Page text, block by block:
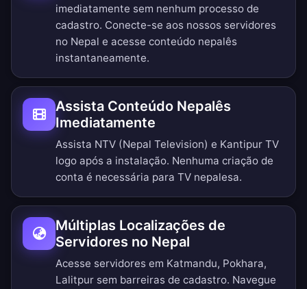
imediatamente sem nenhum processo de
cadastro. Conecte-se aos nossos servidores
no Nepal e acesse conteúdo nepalês
instantaneamente.
Assista Conteúdo Nepalês
Imediatamente
Assista NTV (Nepal Television) e Kantipur TV
logo após a instalação. Nenhuma criação de
conta é necessária para TV nepalesa.
Múltiplas Localizações de
Servidores no Nepal
Acesse servidores em Katmandu, Pokhara,
Lalitpur sem barreiras de cadastro. Navegue